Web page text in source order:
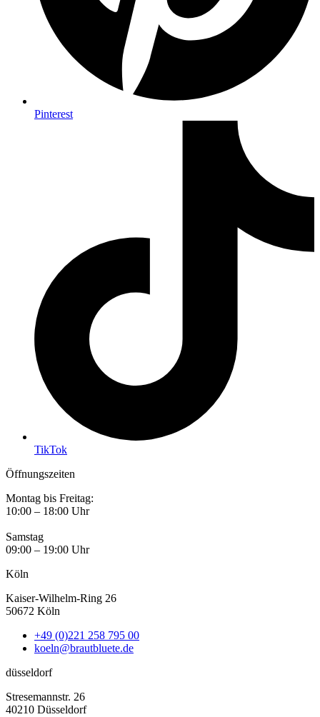
Pinterest
TikTok
Öffnungszeiten
Montag bis Freitag:
10:00 – 18:00 Uhr
Samstag
09:00 – 19:00 Uhr
Köln
Kaiser-Wilhelm-Ring 26
50672 Köln
+49 (0)221 258 795 00
koeln@brautbluete.de
düsseldorf
Stresemannstr. 26
40210 Düsseldorf